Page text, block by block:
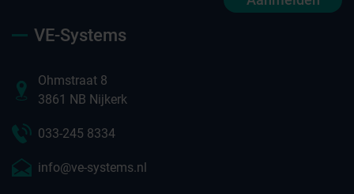
VE-Systems
Ohmstraat 8
3861 NB Nijkerk
033-245 8334
info@ve-systems.nl